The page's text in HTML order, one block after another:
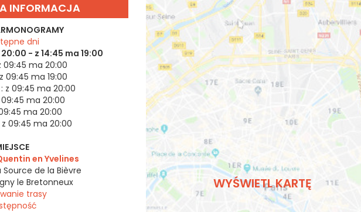
INFORMACJA
dni
- z 14:45 ma 19:00
09:45 ma 20:00
z 09:45 ma 19:00
z 09:45 ma 20:00
09:45 ma 20:00
ma 20:00
z 09:45 ma 20:00
en Yvelines
Source de la Bièvre
le Bretonneux
trasy
WYŚWIETL KARTĘ